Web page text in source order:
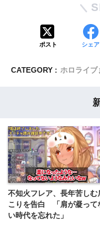
ポスト シェア
CATEGORY : ホロライブ
不知火フレア、長年苦しむ
こりを告白 「肩が凝って
い時代を忘れた」